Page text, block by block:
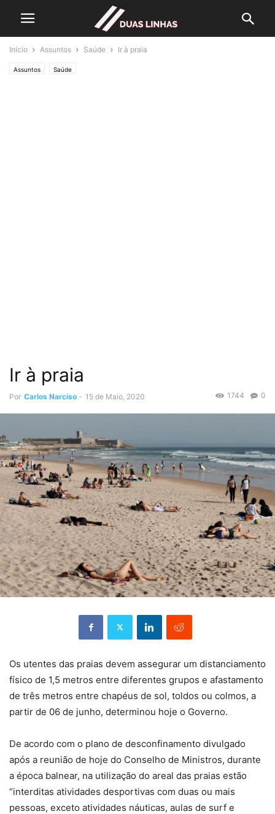
Início Assuntos Saúde Ir à praia
Assuntos Saúde
Ir à praia
Por Carlos Narciso - 15 de Maio, 2020 0
1744
Os utentes das praias devem assegurar um distanciamento
físico de 1,5 metros entre diferentes grupos e afastamento
de três metros entre chapéus de sol, toldos ou colmos, a
partir de 06 de junho, determinou hoje o Governo.
De acordo com o plano de desconfinamento divulgado
após a reunião de hoje do Conselho de Ministros, durante
a época balnear, na utilização do areal das praias estão
“interditas atividades desportivas com duas ou mais
pessoas, exceto atividades náuticas, aulas de surf e